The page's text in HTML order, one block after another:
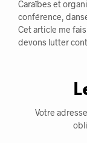
Caraïbes et
conférence,
Cet article me
devons lutter
Votre